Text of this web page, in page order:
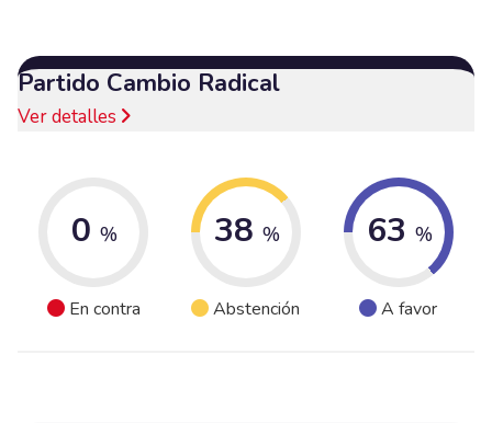
Partido Cambio Radical
Ver detalles
0 %
En contra
38 %
Abstención
63 %
A favor